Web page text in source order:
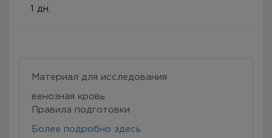
1 дн.
Материал для исследования
венозная кровь
Правила подготовки
Более подробно здесь